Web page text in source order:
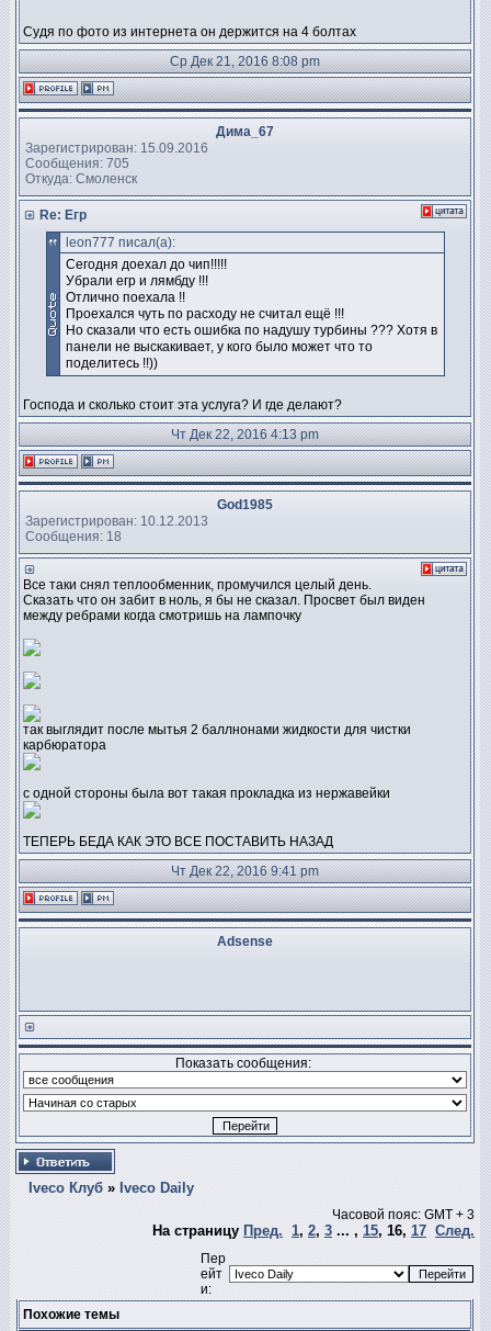
Судя по фото из интернета он держится на 4 болтах
Ср Дек 21, 2016 8:08 pm
Дима_67
Зарегистрирован: 15.09.2016
Сообщения: 705
Откуда: Смоленск
Re: Егр
leon777 писал(а):
Сегодня доехал до чип!!!!!
Убрали егр и лямбду !!!
Отлично поехала !!
Проехался чуть по расходу не считал ещё !!!
Но сказали что есть ошибка по надушу турбины ??? Хотя в
панели не выскакивает, у кого было может что то
поделитесь !!))
Господа и сколько стоит эта услуга? И где делают?
Чт Дек 22, 2016 4:13 pm
God1985
Зарегистрирован: 10.12.2013
Сообщения: 18
Все таки снял теплообменник, промучился целый день.
Сказать что он забит в ноль, я бы не сказал. Просвет был виден
между ребрами когда смотришь на лампочку
так выглядит после мытья 2 баллнонами жидкости для чистки
карбюратора
с одной стороны была вот такая прокладка из нержавейки
ТЕПЕРЬ БЕДА КАК ЭТО ВСЕ ПОСТАВИТЬ НАЗАД
Чт Дек 22, 2016 9:41 pm
Adsense
Показать сообщения:
Iveco Клуб » Iveco Daily
Часовой пояс: GMT + 3
На страницу Пред. 1, 2, 3 ... , 15, 16, 17 След.
Пер
ейт
и:
Похожие темы